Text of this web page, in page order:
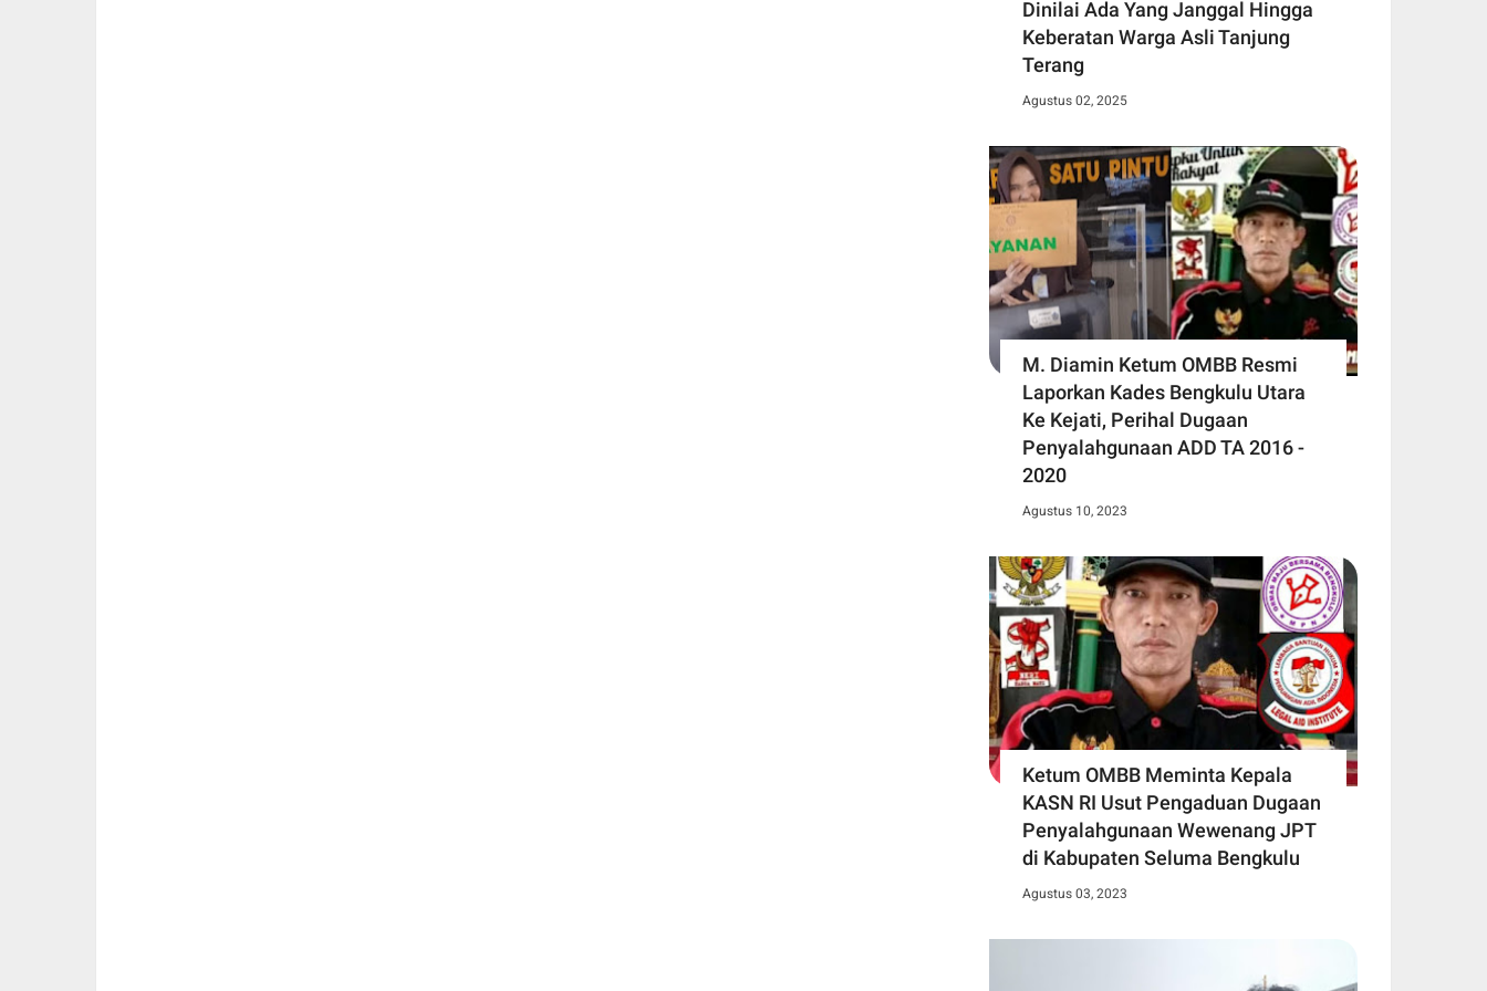
Dinilai Ada Yang Janggal Hingga
Keberatan Warga Asli Tanjung
Terang
Agustus 02, 2025
M. Diamin Ketum OMBB Resmi
Laporkan Kades Bengkulu Utara
Ke Kejati, Perihal Dugaan
Penyalahgunaan ADD TA 2016 -
2020
Agustus 10, 2023
Ketum OMBB Meminta Kepala
KASN RI Usut Pengaduan Dugaan
Penyalahgunaan Wewenang JPT
di Kabupaten Seluma Bengkulu
Agustus 03, 2023